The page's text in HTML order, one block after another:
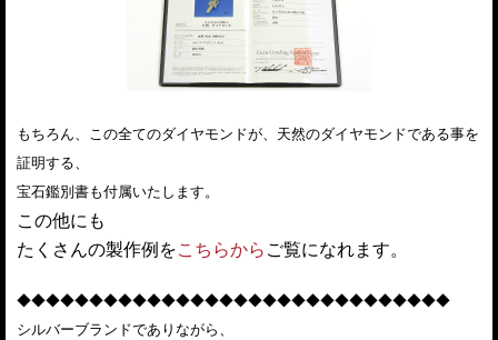
もちろん、この全てのダイヤモンドが、天然のダイヤモンドである事を
証明する、
宝石鑑別書も付属いたします。
この他にも
たくさんの製作例をこちらから ご覧になれます。
◆◆◆◆◆◆◆◆◆◆◆◆◆◆◆◆◆◆◆◆◆◆◆◆◆◆◆◆◆◆
シルバーブランドでありながら、